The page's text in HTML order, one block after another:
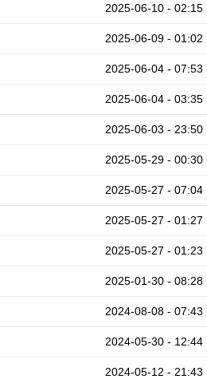
2025-06-10 - 02:15
2025-06-09 - 01:02
2025-06-04 - 07:53
2025-06-04 - 03:35
2025-06-03 - 23:50
2025-05-29 - 00:30
2025-05-27 - 07:04
2025-05-27 - 01:27
2025-05-27 - 01:23
2025-01-30 - 08:28
2024-08-08 - 07:43
2024-05-30 - 12:44
2024-05-12 - 21:43